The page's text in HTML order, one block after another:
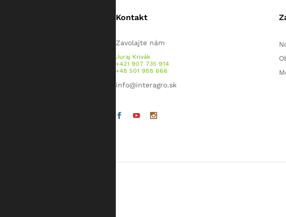
Kontakt
Zavolajte nám
Juraj Krivák
+421 907 735 914
+48 501 988 666
info@interagro.sk